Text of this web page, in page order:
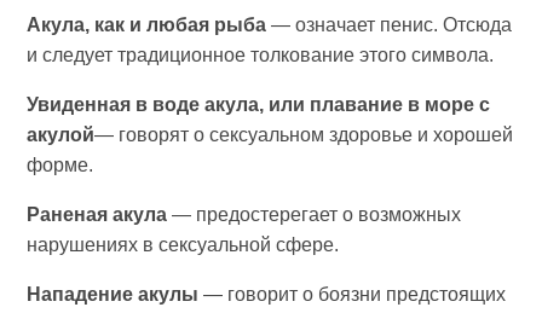
Акула, как и любая рыба — означает пенис. Отсюда
и следует традиционное толкование этого символа.
Увиденная в воде акула, или плавание в море с
акулой— говорят о сексуальном здоровье и хорошей
форме.
Раненая акула — предостерегает о возможных
нарушениях в сексуальной сфере.
Нападение акулы — говорит о боязни предстоящих